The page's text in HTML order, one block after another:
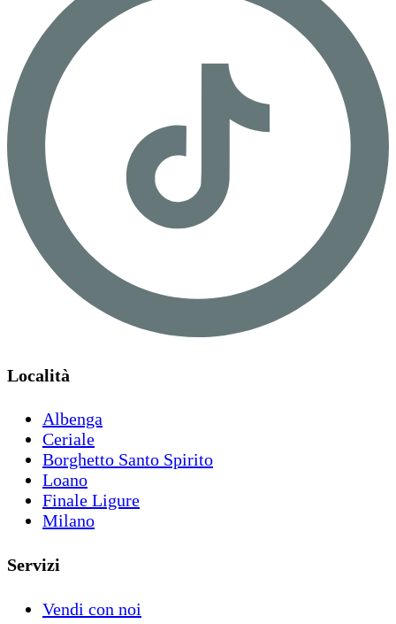
Località
Albenga
Ceriale
Borghetto Santo Spirito
Loano
Finale Ligure
Milano
Servizi
Vendi con noi